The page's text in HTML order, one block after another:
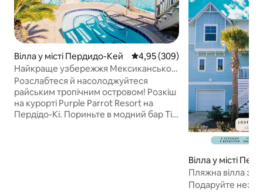
Вілла у місті Пердидо-Кей Середня оцінка: 4,95 з 5,
4,95 (309)
Найкраще узбережжя Мексиканської
затоки, острів Пердідо-Кі
Розслабтеся й насолоджуйтеся
райським тропічним островом! Розкіш
на курорті Purple Parrot Resort на
Пердідо-Кі. Пориньте в модний бар Tiki
Вілла у місті
Пляжна вілла з
зручностями!
Подаруйте